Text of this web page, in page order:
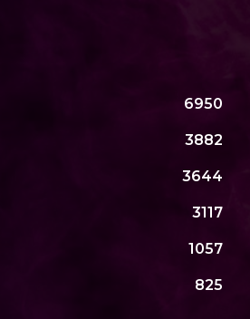
6950
3882
3644
3117
1057
825